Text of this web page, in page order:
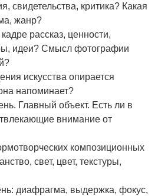
свидетельства, критика? Какая
жанр?
рассказ, ценности,
идеи? Смысл фотографии
искусства опирается
напоминает?
Главный объект. Есть ли в
внимание от
композиционных
свет, цвет, текстуры,
диафрагма, выдержка, фокус,